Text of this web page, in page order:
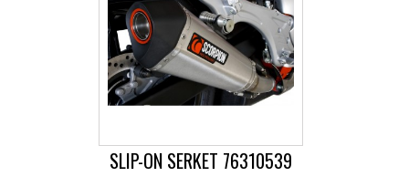
SLIP-ON SERKET 76310539